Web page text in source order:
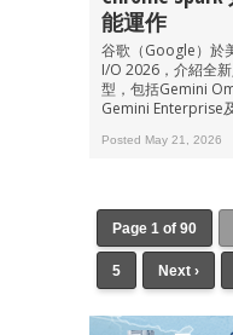
能運作
谷歌（Google）於
I/O 2026，介紹全
型，包括Gemini
Gemini Enterprise
Posted May 21, 2026
Page 1 of 90
5 Next ›